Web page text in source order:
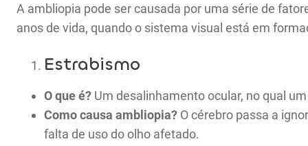
A ambliopia pode ser causada por uma série de
anos de vida, quando o sistema visual está em
Estrabismo
O que é? Um desalinhamento ocular, no qual
Como causa ambliopia? O cérebro passa a
falta de uso do olho afetado.